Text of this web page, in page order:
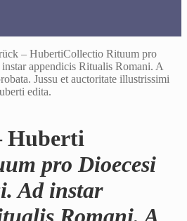
– HubertiCollectio Rituum pro
appendicis Ritualis Romani. A
Jussu et auctoritate illustrissimi
edita.
Huberti
pro Dioecesi
Ad instar